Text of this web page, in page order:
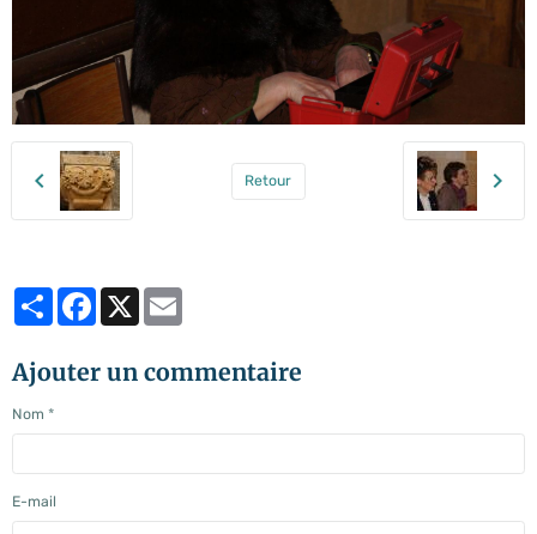
Retour
PartagerFacebook
Ajouter un commentaire
Nom
E-mail